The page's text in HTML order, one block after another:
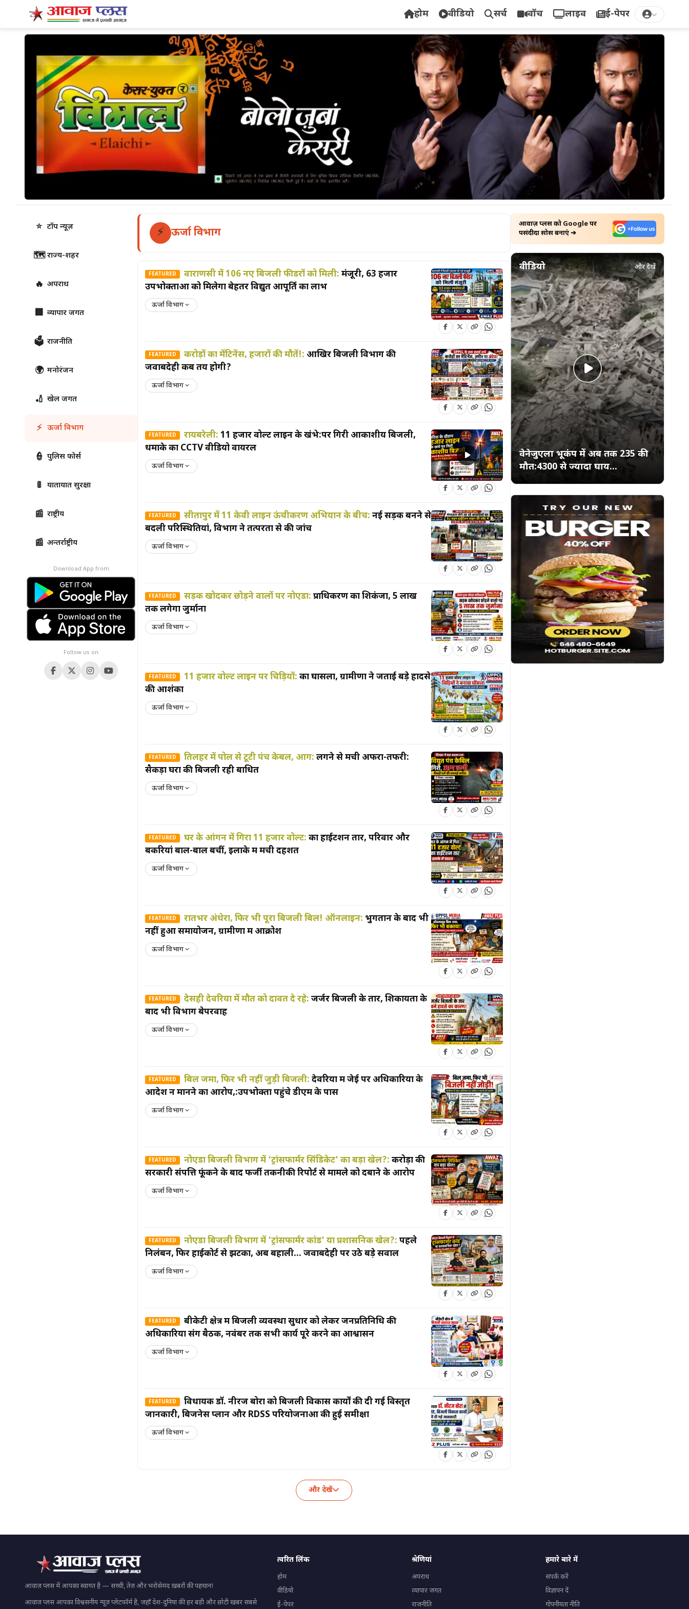
होम वीडियो सर्च वॉच लाइव ई-पेपर
⭐ टॉप न्यूज़
🗺️ राज्य-शहर
🔥 अपराध
🏢 व्यापार जगत
🗳 राजनीति
🌍 मनोरंजन
🏏 खेल जगत
⚡ ऊर्जा विभाग
👮 पुलिस फोर्स
🚦 यातायात सुरक्षा
📰 राष्ट्रीय
📰 अन्तर्राष्ट्रीय
Download App from
Follow us on
⚡ ऊर्जा विभाग
FEATURED वाराणसी में 106 नए बिजली फीडरों को मिली: मंजूरी, 63 हजार
उपभोक्ताओं को मिलेगा बेहतर विद्युत आपूर्ति का लाभ
ऊर्जा विभाग
FEATURED करोड़ों का मेंटिनेंस, हजारों की मौतें!: आखिर बिजली विभाग की
जवाबदेही कब तय होगी?
ऊर्जा विभाग
FEATURED रायबरेली: 11 हजार वोल्ट लाइन के खंभे:पर गिरी आकाशीय बिजली,
धमाके का CCTV वीडियो वायरल
ऊर्जा विभाग
FEATURED सीतापुर में 11 केवी लाइन ऊंचीकरण अभियान के बीच: नई सड़क बनने से
बदली परिस्थितियां, विभाग ने तत्परता से की जांच
ऊर्जा विभाग
FEATURED सड़क खोदकर छोड़ने वालों पर नोएडा: प्राधिकरण का शिकंजा, 5 लाख
तक लगेगा जुर्माना
ऊर्जा विभाग
FEATURED 11 हजार वोल्ट लाइन पर चिड़ियों: का घोंसला, ग्रामीणों ने जताई बड़े हादसे
की आशंका
ऊर्जा विभाग
FEATURED तिलहर में पोल से टूटी पंच केबल, आग: लगने से मची अफरा-तफरी:
सैकड़ों घरों की बिजली रही बाधित
ऊर्जा विभाग
FEATURED घर के आंगन में गिरा 11 हजार वोल्ट: का हाईटेंशन तार, परिवार और
बकरियां बाल-बाल बचीं, इलाके में मची दहशत
ऊर्जा विभाग
FEATURED रातभर अंधेरा, फिर भी पूरा बिजली बिल! ऑनलाइन: भुगतान के बाद भी
नहीं हुआ समायोजन, ग्रामीणों में आक्रोश
ऊर्जा विभाग
FEATURED देसही देवरिया में मौत को दावत दे रहे: जर्जर बिजली के तार, शिकायतों के
बाद भी विभाग बेपरवाह
ऊर्जा विभाग
FEATURED बिल जमा, फिर भी नहीं जुड़ी बिजली: देवरिया में जेई पर अधिकारियों के
आदेश न मानने का आरोप,:उपभोक्ता पहुंचे डीएम के पास
ऊर्जा विभाग
FEATURED नोएडा बिजली विभाग में ‘ट्रांसफार्मर सिंडिकेट’ का बड़ा खेल?: करोड़ों की
सरकारी संपत्ति फूंकने के बाद फर्जी तकनीकी रिपोर्ट से मामले को दबाने के आरोप
ऊर्जा विभाग
FEATURED नोएडा बिजली विभाग में 'ट्रांसफार्मर कांड' या प्रशासनिक खेल?: पहले
निलंबन, फिर हाईकोर्ट से झटका, अब बहाली... जवाबदेही पर उठे बड़े सवाल
ऊर्जा विभाग
FEATURED
बीकेटी क्षेत्र में बिजली व्यवस्था सुधार को लेकर जनप्रतिनिधि की
अधिकारियों संग बैठक, नवंबर तक सभी कार्य पूरे करने का आश्वासन
ऊर्जा विभाग
FEATURED
विधायक डॉ. नीरज बोरा को बिजली विकास कार्यों की दी गई विस्तृत
जानकारी, बिजनेस प्लान और RDSS परियोजनाओं की हुई समीक्षा
ऊर्जा विभाग
और देखें
आवाज़ प्लस को Google पर
पसंदीदा सोर्स बनाएं ➔
वीडियो और देखें
वेनेजुएला भूकंप में अब तक 235 की
मौत:4300 से ज्यादा घाय...
आवाज़ प्लस में आपका स्वागत है — सच्ची, तेज़ और भरोसेमंद ख़बरों की पहचान!
आवाज़ प्लस आपका विश्वसनीय न्यूज़ प्लेटफॉर्म है, जहाँ देश-दुनिया की हर बड़ी और छोटी खबर सबसे
त्वरित लिंक
होम
वीडियो
ई-पेपर
श्रेणियां
अपराध
व्यापार जगत
राजनीति
हमारे बारे में
संपर्क करें
विज्ञापन दें
गोपनीयता नीति